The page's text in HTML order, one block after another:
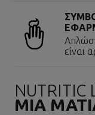
είναι
NUTRITIC
ΜΙΑ